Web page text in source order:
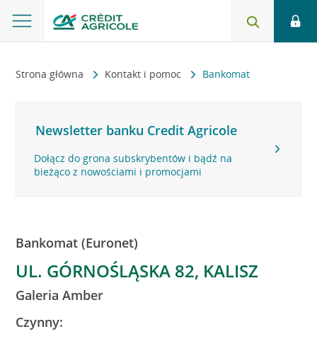
Strona główna Kontakt i pomoc Bankomat
Newsletter banku Credit Agricole
Dołącz do grona subskrybentów i bądź na
bieżąco z nowościami i promocjami
Bankomat (Euronet)
UL. GÓRNOŚLĄSKA 82, KALISZ
Galeria Amber
Czynny: